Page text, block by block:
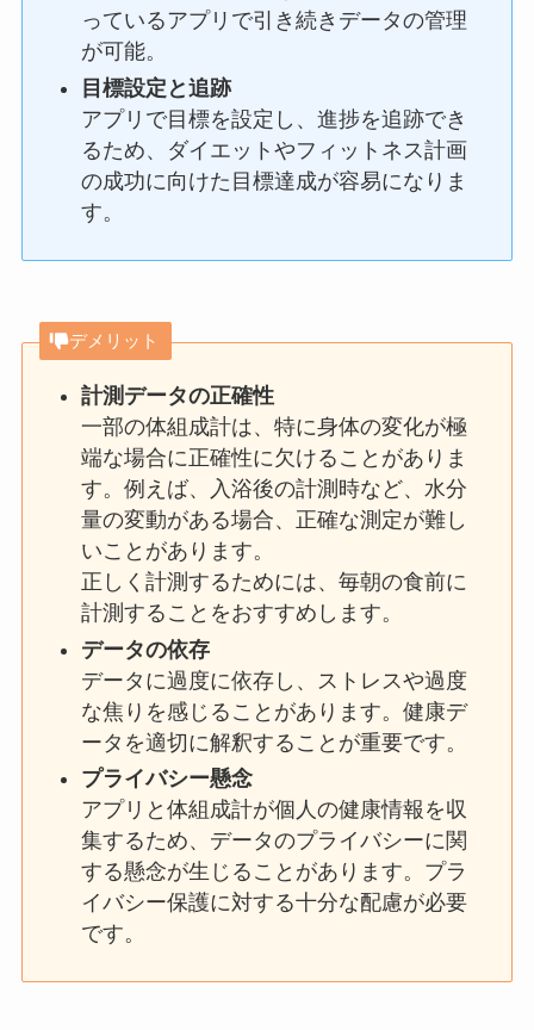
っているアプリで引き続きデータの管理
が可能。
目標設定と追跡
アプリで目標を設定し、進捗を追跡でき
るため、ダイエットやフィットネス計画
の成功に向けた目標達成が容易になりま
す。
デメリット
計測データの正確性
一部の体組成計は、特に身体の変化が極
端な場合に正確性に欠けることがありま
す。例えば、入浴後の計測時など、水分
量の変動がある場合、正確な測定が難し
いことがあります。
正しく計測するためには、毎朝の食前に
計測することをおすすめします。
データの依存
データに過度に依存し、ストレスや過度
な焦りを感じることがあります。健康デ
ータを適切に解釈することが重要です。
プライバシー懸念
アプリと体組成計が個人の健康情報を収
集するため、データのプライバシーに関
する懸念が生じることがあります。プラ
イバシー保護に対する十分な配慮が必要
です。